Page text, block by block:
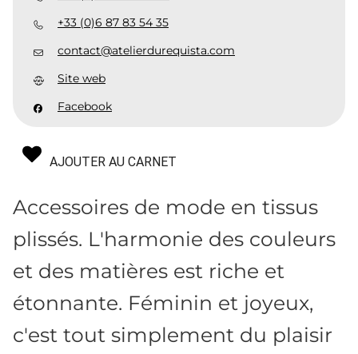
+33 (0)6 87 83 54 35
contact@atelierdurequista.com
Site web
Facebook
AJOUTER AU CARNET
Accessoires de mode en tissus
plissés. L'harmonie des couleurs
et des matières est riche et
étonnante. Féminin et joyeux,
c'est tout simplement du plaisir